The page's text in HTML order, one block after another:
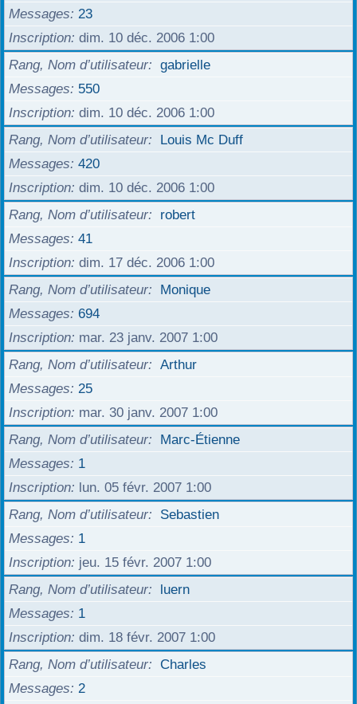
Messages
23
Inscription dim. 10 déc. 2006 1:00
Rang, Nom d’utilisateur
gabrielle
Messages
550
Inscription dim. 10 déc. 2006 1:00
Rang, Nom d’utilisateur
Louis Mc Duff
Messages
420
Inscription dim. 10 déc. 2006 1:00
Rang, Nom d’utilisateur
robert
Messages
41
Inscription dim. 17 déc. 2006 1:00
Rang, Nom d’utilisateur
Monique
Messages
694
Inscription
mar. 23 janv. 2007 1:00
Rang, Nom d’utilisateur
Arthur
Messages
25
Inscription
mar. 30 janv. 2007 1:00
Rang, Nom d’utilisateur
Marc-Étienne
Messages
1
Inscription
lun. 05 févr. 2007 1:00
Rang, Nom d’utilisateur
Sebastien
Messages
1
Inscription
jeu. 15 févr. 2007 1:00
Rang, Nom d’utilisateur
luern
Messages
1
Inscription dim. 18 févr. 2007 1:00
Rang, Nom d’utilisateur
Charles
Messages
2